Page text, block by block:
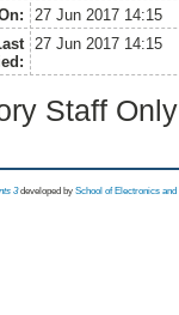
27 Jun 2017 14:15
27 Jun 2017 14:15
Staff
3 developed by School of Electronics